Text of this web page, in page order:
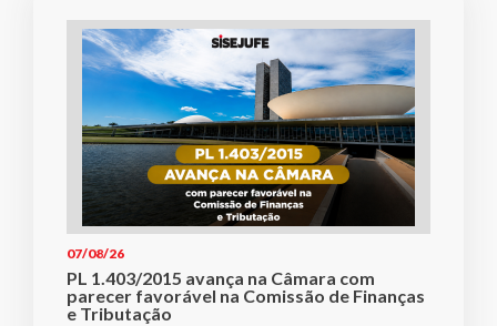
07/08/26
PL 1.403/2015 avança na Câmara com
parecer favorável na Comissão de Finanças
e Tributação